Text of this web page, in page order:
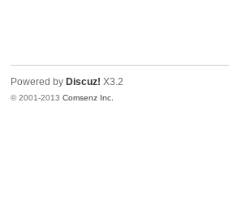
Powered by Discuz! X3.2
© 2001-2013Comsenz Inc.